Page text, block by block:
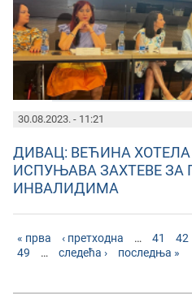
30.08.2023. - 11:21
ДИВАЦ: ВЕЋИНА
ИСПУЊАВА ЗАХТЕВЕ ЗА
ИНВАЛИДИМА
« прва ‹ претходна … 41 42
49
… следећа › последња »